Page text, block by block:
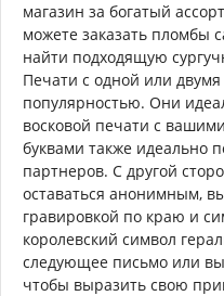
магазин за богатый
можете заказать пломбы
найти подходящую
Печати с одной или
популярностью. Они
восковой печати с
буквами также идеально
партнеров. С другой
оставаться анонимным,
гравировкой по краю и
королевский символ
следующее письмо или
чтобы выразить свою